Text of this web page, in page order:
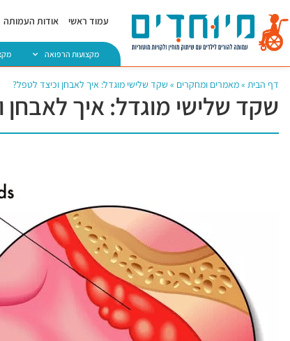
עמוד ראשי אודות העמותה
מקצועות הרפואה
דף הבית »מאמרים ומחקרים » שקד שלישי מוגדל: איך לאבחן וכיצד לטפל?
שקד שלישי מוגדל: איך לאבחן